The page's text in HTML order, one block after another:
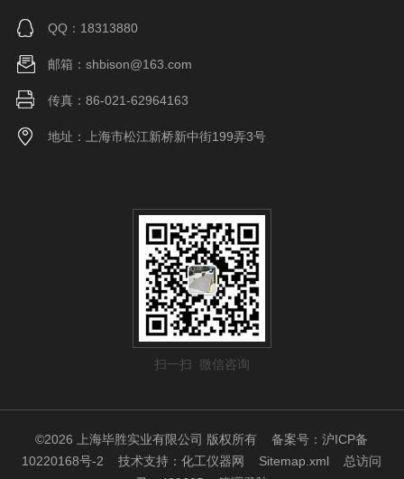
QQ：18313880
邮箱：shbison@163.com
传真：86-021-62964163
地址：上海市松江新桥新中街199弄3号
扫一扫 微信咨询
©2026 上海毕胜实业有限公司 版权所有备案号：沪ICP备
10220168号-2 技术支持：化工仪器网 Sitemap.xml 总访问